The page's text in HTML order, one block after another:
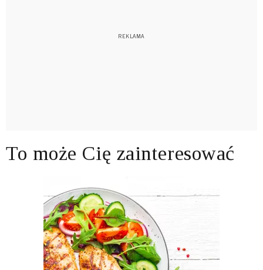
To może Cię zainteresować